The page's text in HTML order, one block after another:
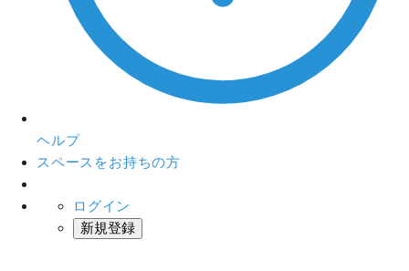
ヘルプ
スペースをお持ちの方
ログイン
新規登録